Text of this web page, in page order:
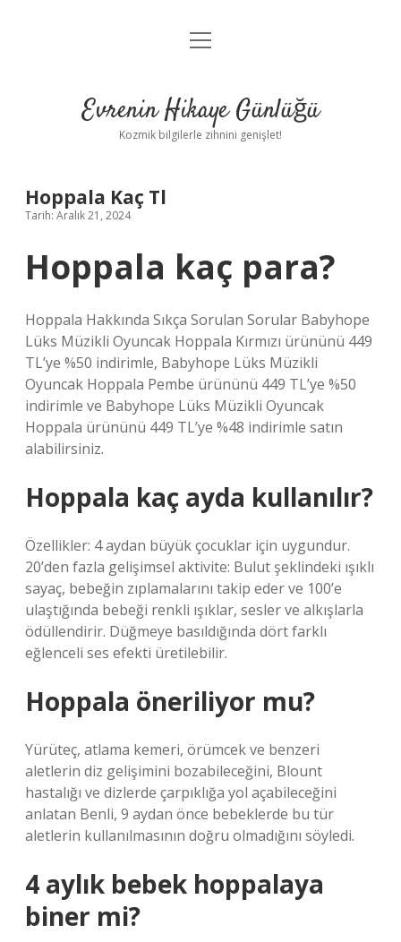
Anasayfa
Yasal Uyarı
menüyü
Evrenin Hikaye Günlüğü
Kozmik bilgilerle zihnini genişlet!
Hoppala Kaç Tl
Tarih: Aralık 21, 2024
Hoppala kaç para?
Hoppala Hakkında Sıkça Sorulan Sorular Babyhope
Lüks Müzikli Oyuncak Hoppala Kırmızı ürününü 449
TL’ye %50 indirimle, Babyhope Lüks Müzikli
Oyuncak Hoppala Pembe ürününü 449 TL’ye %50
indirimle ve Babyhope Lüks Müzikli Oyuncak
Hoppala ürününü 449 TL’ye %48 indirimle satın
alabilirsiniz.
Hoppala kaç ayda kullanılır?
Özellikler: 4 aydan büyük çocuklar için uygundur.
20’den fazla gelişimsel aktivite: Bulut şeklindeki ışıklı
sayaç, bebeğin zıplamalarını takip eder ve 100’e
ulaştığında bebeği renkli ışıklar, sesler ve alkışlarla
ödüllendirir. Düğmeye basıldığında dört farklı
eğlenceli ses efekti üretilebilir.
Hoppala öneriliyor mu?
Yürüteç, atlama kemeri, örümcek ve benzeri
aletlerin diz gelişimini bozabileceğini, Blount
hastalığı ve dizlerde çarpıklığa yol açabileceğini
anlatan Benli, 9 aydan önce bebeklerde bu tür
aletlerin kullanılmasının doğru olmadığını söyledi.
4 aylık bebek hoppalaya
biner mi?